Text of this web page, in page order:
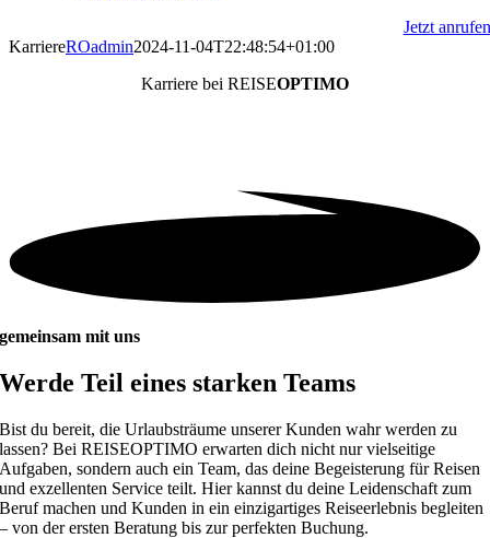
Jetzt anrufen
KarriereROadmin2024-11-04T22:48:54+01:00
Karriere bei REISEOPTIMO
gemeinsam mit uns
Werde Teil eines starken Teams
Bist du bereit, die Urlaubsträume unserer Kunden wahr werden zu
lassen? Bei REISEOPTIMO erwarten dich nicht nur vielseitige
Aufgaben, sondern auch ein Team, das deine Begeisterung für Reisen
und exzellenten Service teilt. Hier kannst du deine Leidenschaft zum
Beruf machen und Kunden in ein einzigartiges Reiseerlebnis begleiten
– von der ersten Beratung bis zur perfekten Buchung.